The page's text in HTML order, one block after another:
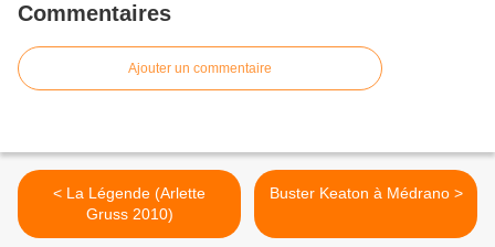
Commentaires
Ajouter un commentaire
< La Légende (Arlette
Gruss 2010)
Buster Keaton à Médrano >